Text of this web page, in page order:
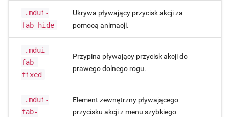
.mdui-
fab-hide
Ukrywa pływający przycisk akcji za
pomocą animacji.
.mdui-
fab-
fixed
Przypina pływający przycisk akcji do
prawego dolnego rogu.
.mdui-
fab-
Element zewnętrzny pływającego
przycisku akcji z menu szybkiego